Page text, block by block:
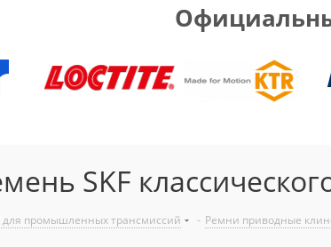
SKF
для промышленных трансмиссий - Ремни приводные